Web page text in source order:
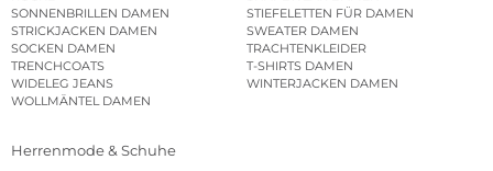
SONNENBRILLEN DAMEN
STIEFELETTEN FÜR DAMEN
STRICKJACKEN DAMEN
SWEATER DAMEN
SOCKEN DAMEN
TRACHTENKLEIDER
TRENCHCOATS
T-SHIRTS DAMEN
WIDELEG JEANS
WINTERJACKEN DAMEN
WOLLMÄNTEL DAMEN
Herrenmode & Schuhe